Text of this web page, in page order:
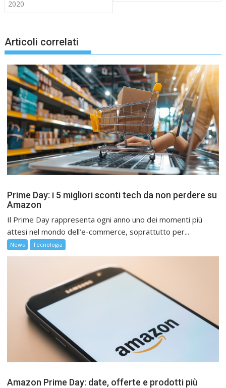
2020
Articoli correlati
Prime Day: i 5 migliori sconti tech da non perdere su
Amazon
Il Prime Day rappresenta ogni anno uno dei momenti più
attesi nel mondo dell’e-commerce, soprattutto per...
News Tecnologia
Amazon Prime Day: date, offerte e prodotti più